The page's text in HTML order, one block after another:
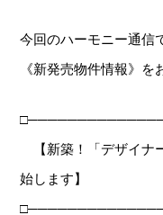
今回のハーモニー通信
《新発売物件情報》を
【新築！「デザイナ
始します】